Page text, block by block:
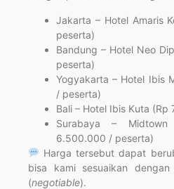
Jakarta – Hotel Amaris
peserta)
Bandung – Hotel Neo
peserta)
Yogyakarta – Hotel Ibis
/ peserta)
Bali – Hotel Ibis Kuta
Surabaya –
6.500.000 / peserta)
Harga tersebut dapat
bisa kami sesuaikan dengan
(negotiable).